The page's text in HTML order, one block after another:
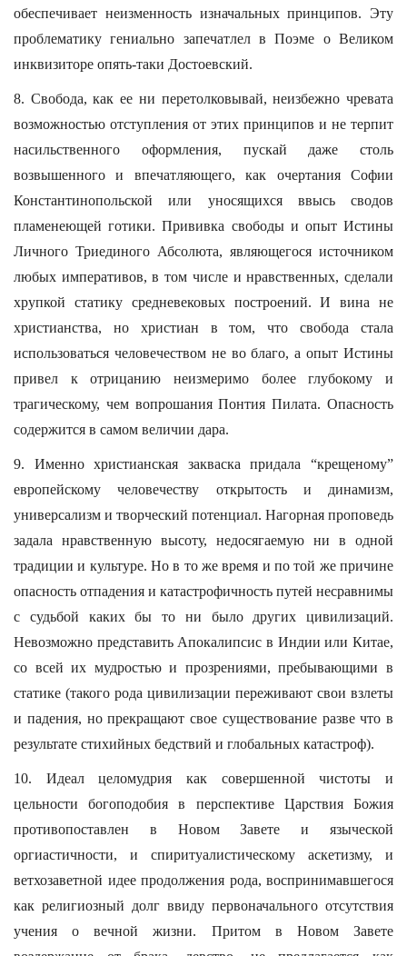
обеспечивает неизменность изначальных принципов. Эту
проблематику гениально запечатлел в Поэме о Великом
инквизиторе опять-таки Достоевский.
8. Свобода, как ее ни перетолковывай, неизбежно чревата
возможностью отступления от этих принципов и не терпит
насильственного оформления, пускай даже столь
возвышенного и впечатляющего, как очертания Софии
Константинопольской или уносящихся ввысь сводов
пламенеющей готики. Прививка свободы и опыт Истины
Личного Триединого Абсолюта, являющегося источником
любых императивов, в том числе и нравственных, сделали
хрупкой статику средневековых построений. И вина не
христианства, но христиан в том, что свобода стала
использоваться человечеством не во благо, а опыт Истины
привел к отрицанию неизмеримо более глубокому и
трагическому, чем вопрошания Понтия Пилата. Опасность
содержится в самом величии дара.
9. Именно христианская закваска придала “крещеному”
европейскому человечеству открытость и динамизм,
универсализм и творческий потенциал. Нагорная проповедь
задала нравственную высоту, недосягаемую ни в одной
традиции и культуре. Но в то же время и по той же причине
опасность отпадения и катастрофичность путей несравнимы
с судьбой каких бы то ни было других цивилизаций.
Невозможно представить Апокалипсис в Индии или Китае,
со всей их мудростью и прозрениями, пребывающими в
статике (такого рода цивилизации переживают свои взлеты
и падения, но прекращают свое существование разве что в
результате стихийных бедствий и глобальных катастроф).
10. Идеал целомудрия как совершенной чистоты и
цельности богоподобия в перспективе Царствия Божия
противопоставлен в Новом Завете и языческой
оргиастичности, и спиритуалистическому аскетизму, и
ветхозаветной идее продолжения рода, воспринимавшегося
как религиозный долг ввиду первоначального отсутствия
учения о вечной жизни. Притом в Новом Завете